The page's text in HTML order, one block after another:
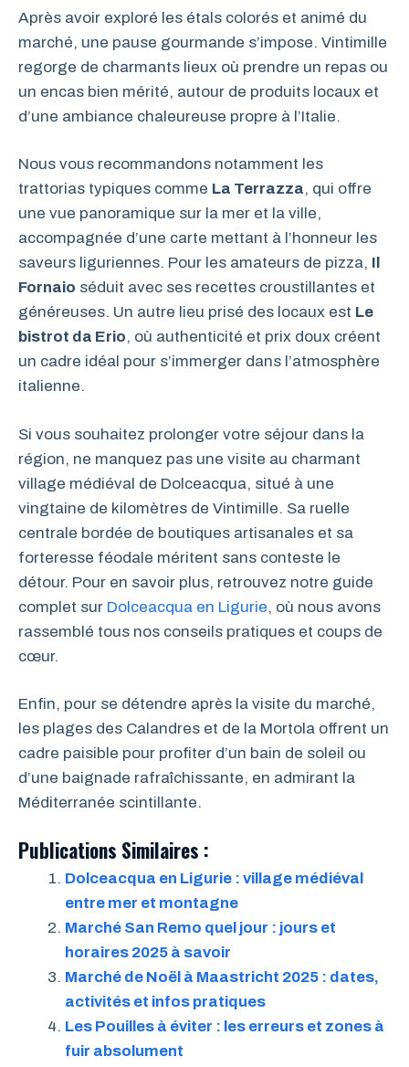
Après avoir exploré les étals colorés et animé du
marché, une pause gourmande s’impose. Vintimille
regorge de charmants lieux où prendre un repas ou
un encas bien mérité, autour de produits locaux et
d’une ambiance chaleureuse propre à l’Italie.
Nous vous recommandons notamment les
trattorias typiques comme La Terrazza, qui offre
une vue panoramique sur la mer et la ville,
accompagnée d’une carte mettant à l’honneur les
saveurs liguriennes. Pour les amateurs de pizza, Il
Fornaio séduit avec ses recettes croustillantes et
généreuses. Un autre lieu prisé des locaux est Le
bistrot da Erio, où authenticité et prix doux créent
un cadre idéal pour s’immerger dans l’atmosphère
italienne.
Si vous souhaitez prolonger votre séjour dans la
région, ne manquez pas une visite au charmant
village médiéval de Dolceacqua, situé à une
vingtaine de kilomètres de Vintimille. Sa ruelle
centrale bordée de boutiques artisanales et sa
forteresse féodale méritent sans conteste le
détour. Pour en savoir plus, retrouvez notre guide
complet sur Dolceacqua en Ligurie, où nous avons
rassemblé tous nos conseils pratiques et coups de
cœur.
Enfin, pour se détendre après la visite du marché,
les plages des Calandres et de la Mortola offrent un
cadre paisible pour profiter d’un bain de soleil ou
d’une baignade rafraîchissante, en admirant la
Méditerranée scintillante.
Publications Similaires :
Dolceacqua en Ligurie : village médiéval
entre mer et montagne
Marché San Remo quel jour : jours et
horaires 2025 à savoir
Marché de Noël à Maastricht 2025 : dates,
activités et infos pratiques
Les Pouilles à éviter : les erreurs et zones à
fuir absolument